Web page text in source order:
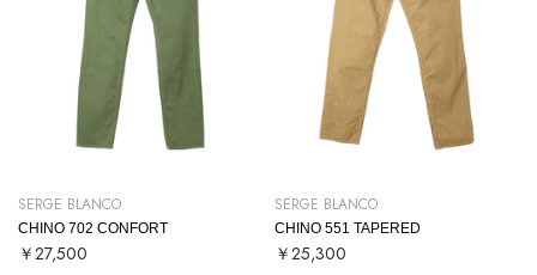
SERGE BLANCO
CHINO 702 CONFORT
￥27,500
SERGE BLANCO
CHINO 551 TAPERED
￥25,300